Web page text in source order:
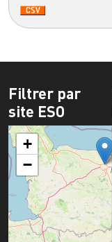
Filtrer par
site ESO
+
−